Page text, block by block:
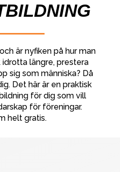
är nyfiken på hur man
längre, prestera
sig som människa? Då
Det här är en praktisk
för dig som vill
för föreningar.
helt gratis.